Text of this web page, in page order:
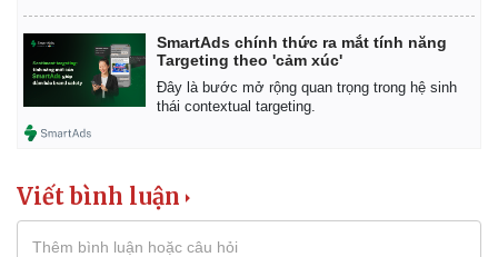
SmartAds chính thức ra mắt tính năng
Targeting theo 'cảm xúc'
Đây là bước mở rộng quan trọng trong hệ sinh
thái contextual targeting.
Viết bình luận